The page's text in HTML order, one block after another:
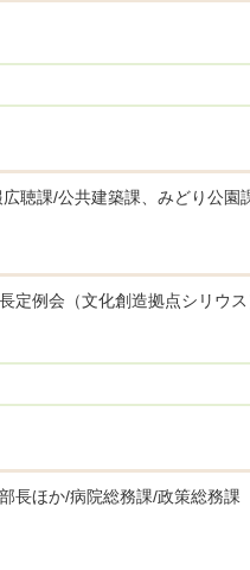
聴課/公共建築課、みどり公園
定例会（文化創造拠点シリウ
長ほか/病院総務課/政策総務課